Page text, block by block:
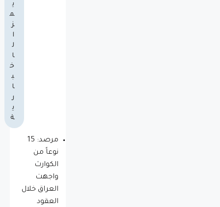
ي
م
ز
ا
ل
ا
خ
ب
ا
ر
ي
ة
مرصد: 15
نوعاً من
الكوارث
واجهت
العراق خلال
العقود